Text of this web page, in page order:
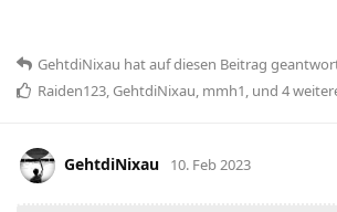
GehtdiNixau hatauf diesen Beitrag
Raiden123, GehtdiNixau, mmh1, und 4
GehtdiNixau 10. Feb 2023